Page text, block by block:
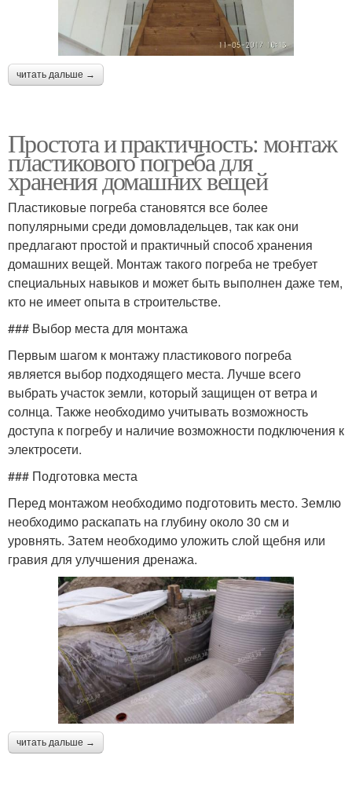
читать дальше →
Простота и практичность: монтаж
пластикового погреба для
хранения домашних вещей
Пластиковые погреба становятся все более
популярными среди домовладельцев, так как они
предлагают простой и практичный способ хранения
домашних вещей. Монтаж такого погреба не требует
специальных навыков и может быть выполнен даже тем,
кто не имеет опыта в строительстве.
### Выбор места для монтажа
Первым шагом к монтажу пластикового погреба
является выбор подходящего места. Лучше всего
выбрать участок земли, который защищен от ветра и
солнца. Также необходимо учитывать возможность
доступа к погребу и наличие возможности подключения к
электросети.
### Подготовка места
Перед монтажом необходимо подготовить место. Землю
необходимо раскапать на глубину около 30 см и
уровнять. Затем необходимо уложить слой щебня или
гравия для улучшения дренажа.
читать дальше →